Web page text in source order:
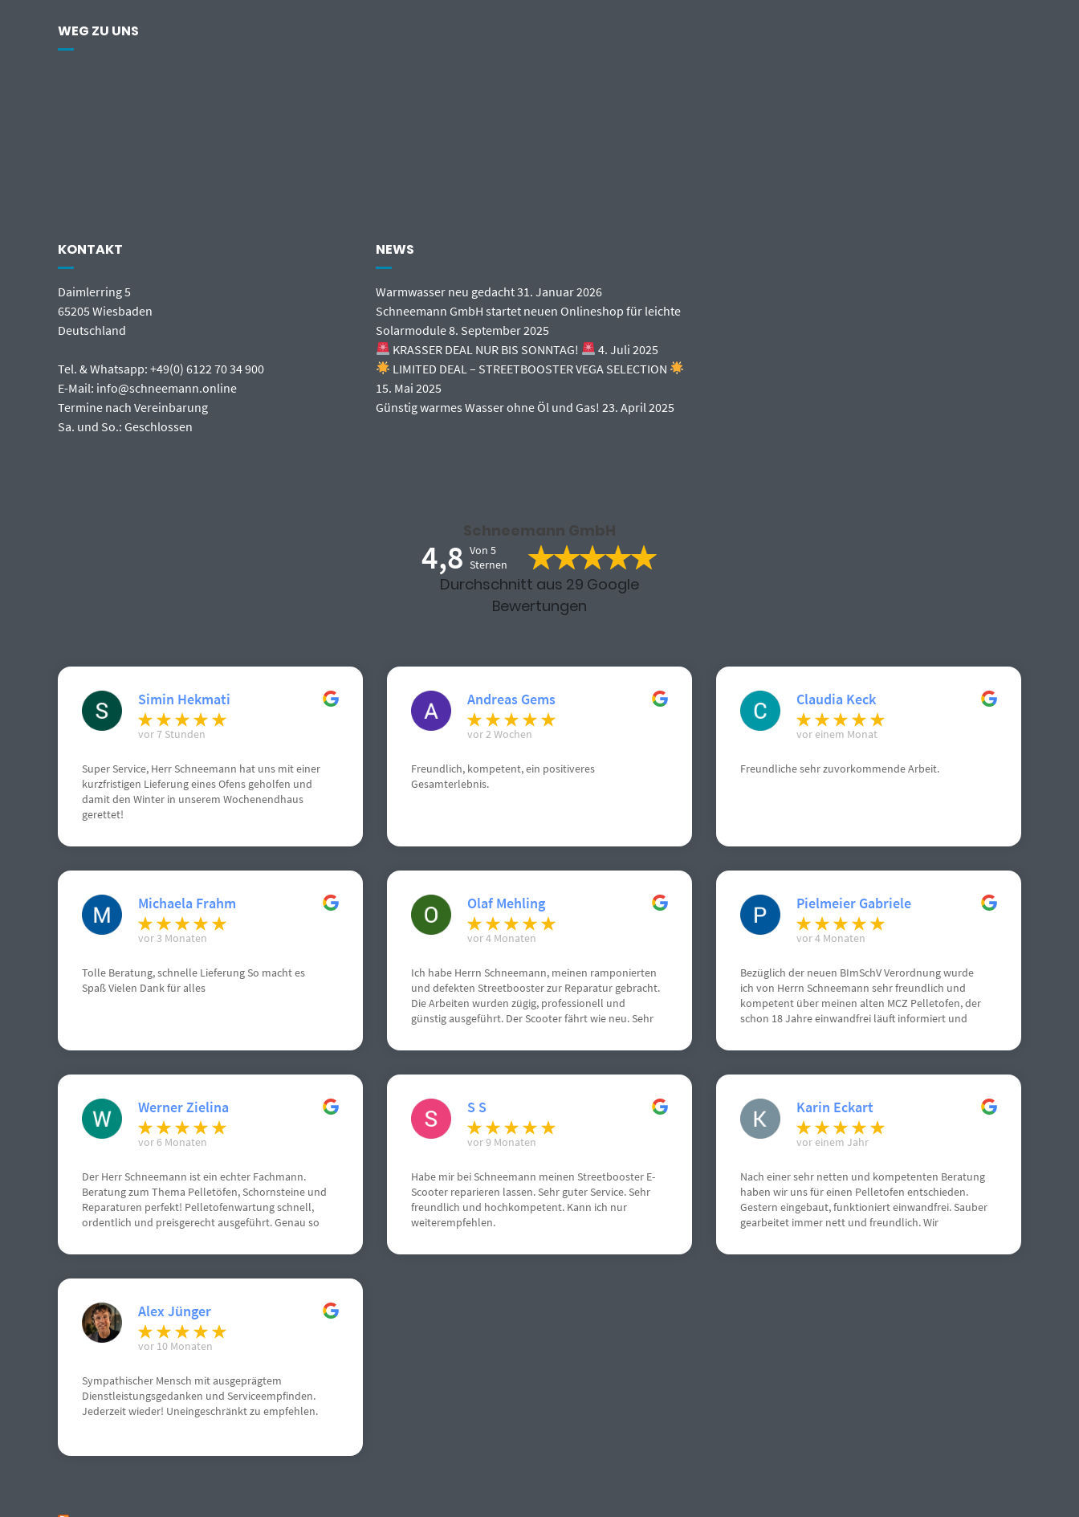
WEG ZU UNS
KONTAKT
Daimlerring 5
65205 Wiesbaden
Deutschland
Tel. & Whatsapp: +49(0) 6122 70 34 900
E-Mail: info@schneemann.online
Termine nach Vereinbarung
Sa. und So.: Geschlossen
NEWS
Warmwasser neu gedacht31. Januar 2026
Schneemann GmbH startet neuen Onlineshop für leichte
Solarmodule8. September 2025
KRASSER DEAL NUR BIS SONNTAG!
4. Juli 2025
LIMITED DEAL – STREETBOOSTER VEGA SELECTION
15. Mai 2025
Günstig warmes Wasser ohne Öl und Gas! 23. April 2025
Schneemann GmbH
4,8 Von 5
Sternen
Durchschnitt aus 29 Google
Bewertungen
Simin Hekmati
vor 7 Stunden
Super Service, Herr Schneemann hat uns mit einer
kurzfristigen Lieferung eines Ofens geholfen und
damit den Winter in unserem Wochenendhaus
gerettet!
Andreas Gems
vor 2 Wochen
Freundlich, kompetent, ein positiveres
Gesamterlebnis.
Claudia Keck
vor einem Monat
Freundliche sehr zuvorkommende Arbeit.
Michaela Frahm
vor 3 Monaten
Tolle Beratung, schnelle Lieferung So macht es
Spaß Vielen Dank für alles
Olaf Mehling
vor 4 Monaten
Ich habe Herrn Schneemann, meinen ramponierten
und defekten Streetbooster zur Reparatur gebracht.
Die Arbeiten wurden zügig, professionell und
günstig ausgeführt. Der Scooter fährt wie neu. Sehr
Pielmeier Gabriele
vor 4 Monaten
Bezüglich der neuen BImSchV Verordnung wurde
ich von Herrn Schneemann sehr freundlich und
kompetent über meinen alten MCZ Pelletofen, der
schon 18 Jahre einwandfrei läuft informiert und
Punktzahl. Nochmals vielen vielen Dank.
Werner Zielina
vor 6 Monaten
Der Herr Schneemann ist ein echter Fachmann.
Beratung zum Thema Pelletöfen, Schornsteine und
Reparaturen perfekt! Pelletofenwartung schnell,
ordentlich und preisgerecht ausgeführt. Genau so
S S
vor 9 Monaten
Habe mir bei Schneemann meinen Streetbooster E-
Scooter reparieren lassen. Sehr guter Service. Sehr
freundlich und hochkompetent. Kann ich nur
weiterempfehlen.
Karin Eckart
vor einem Jahr
Nach einer sehr netten und kompetenten Beratung
haben wir uns für einen Pelletofen entschieden.
Gestern eingebaut, funktioniert einwandfrei. Sauber
gearbeitet immer nett und freundlich. Wir
Weiterhin gute Geschäfte. Grüße aus Gau Algesheim
Alex Jünger
vor 10 Monaten
Sympathischer Mensch mit ausgeprägtem
Dienstleistungsgedanken und Serviceempfinden.
Jederzeit wieder! Uneingeschränkt zu empfehlen.